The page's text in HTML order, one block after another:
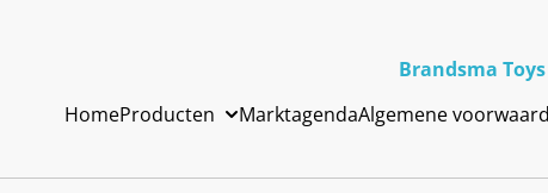
Brandsma Toys
HomeProducten MarktagendaAlgemene